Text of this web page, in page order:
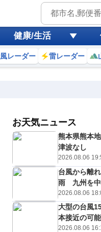
健康/生活
風レーダー 雷レーダー
18
℃ 21
20
(木)
E
32 ℃
21℃
30%
お天気ニュース
熊本県熊本
津波なし
2026.08.06
台風から離
雨 九州を中
2026.08.06
大型の台風
本接近の可
2026.08.06